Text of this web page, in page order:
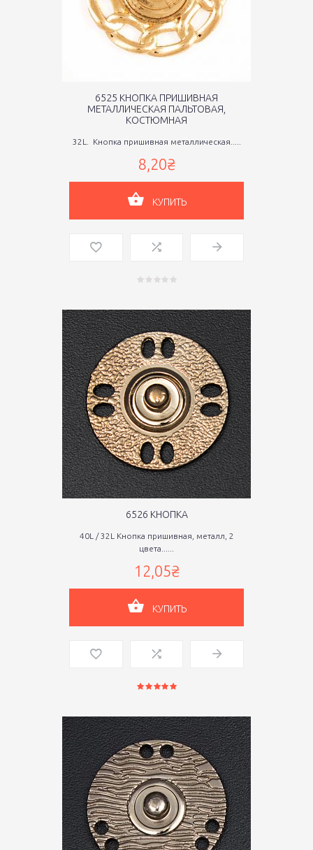
6525 КНОПКА ПРИШИВНАЯ
МЕТАЛЛИЧЕСКАЯ ПАЛЬТОВАЯ,
КОСТЮМНАЯ
32L. Кнопка пришивная металлическая.....
8,20₴
КУПИТЬ
6526 КНОПКА
40L / 32L Кнопка пришивная, металл, 2
цвета......
12,05₴
КУПИТЬ